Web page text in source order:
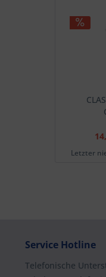
Letzter
Service Hotline
Telefonische